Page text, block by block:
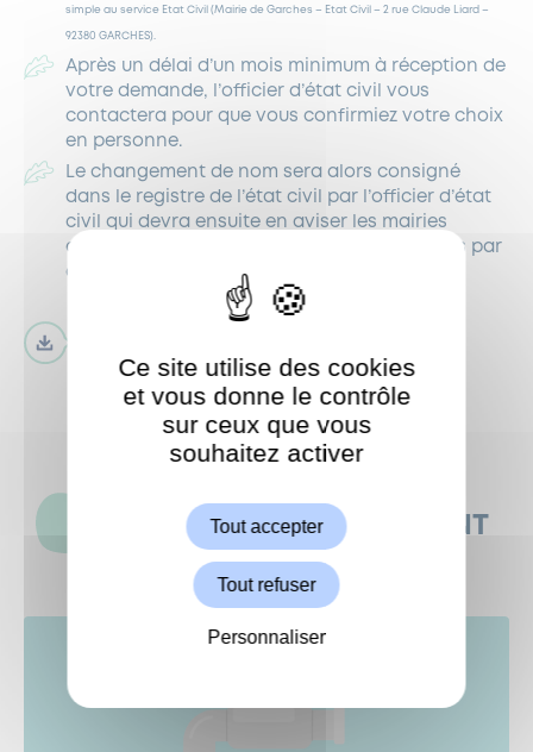
simple au service Etat Civil (Mairie de Garches – Etat Civil – 2 rue Claude Liard –
92380 GARCHES).
Après un délai d’un mois minimum à réception de
votre demande, l’officier d’état civil vous
contactera pour que vous confirmiez votre choix
en personne.
Le changement de nom sera alors consigné
dans le registre de l’état civil par l’officier d’état
civil qui devra ensuite en aviser les mairies
dépositaires des actes d’état civil concernés par
ce changement.
CES ACTUALITÉS POURRAIENT
AUSSI VOUS INTÉRESSER
ShareThis est désactivé.
Ce site utilise des cookies
et vous donne le contrôle
sur ceux que vous
souhaitez activer
Tout accepter
Tout refuser
Personnaliser